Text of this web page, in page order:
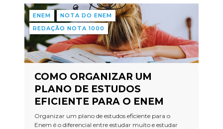
ENEM
NOTA DO ENEM
REDAÇÃO NOTA 1000
COMO ORGANIZAR UM
PLANO DE ESTUDOS
EFICIENTE PARA O ENEM
Organizar um plano de estudos eficiente para o
Enem é o diferencial entre estudar muito e estudar